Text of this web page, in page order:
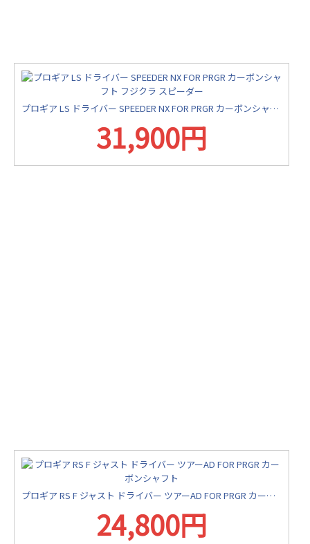
プロギア LS ドライバー SPEEDER NX FOR PRGR カーボンシャフト フジクラ スピーダー
31,900円
プロギア RS F ジャスト ドライバー ツアーAD FOR PRGR カーボンシャフト
24,800円